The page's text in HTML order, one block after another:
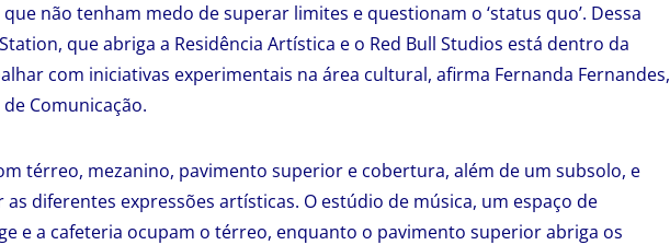
não tenham medo de superar limites e questionam o ‘status quo’. Dessa
que abriga a Residência Artística e o Red Bull Studios está dentro da
com iniciativas experimentais na área cultural, afirma Fernanda Fernandes,
Comunicação.
térreo, mezanino, pavimento superior e cobertura, além de um subsolo, e
as diferentes expressões artísticas. O estúdio de música, um espaço de
e a cafeteria ocupam o térreo, enquanto o pavimento superior abriga os